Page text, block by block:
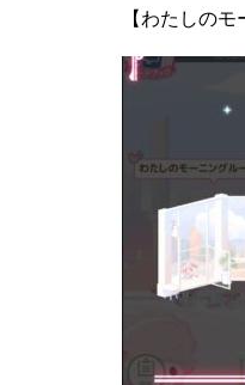
【わたしの